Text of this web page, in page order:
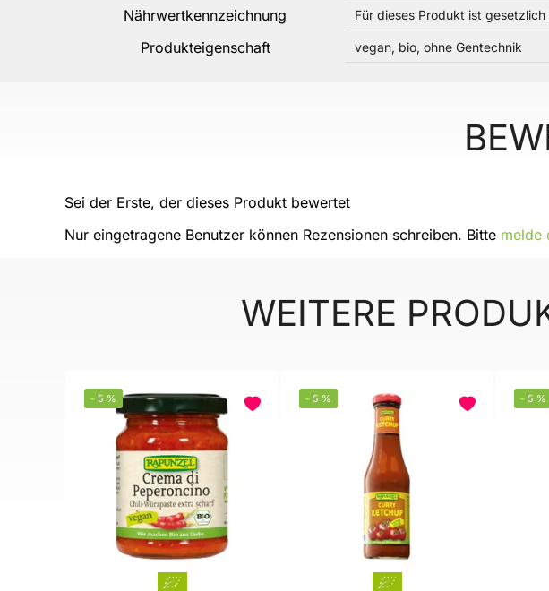
Nährwertkennzeichnung Für dieses Produkt ist
Produkteigenschaft vegan, bio, ohne Gentechnik
Sei der Erste, der dieses Produkt bewertet
Nur eingetragene Benutzer können Rezensionen schreiben. Bitte melde
WEITERE
- 5 % - 5 % - 5 %